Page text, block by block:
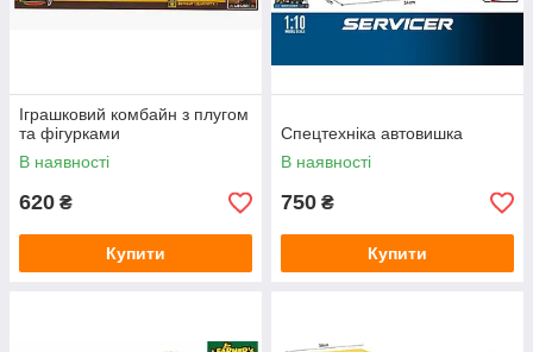
Іграшковий комбайн з плугом
та фігурками
В наявності
620 ₴
Купити
Спецтехніка автовишка
В наявності
750 ₴
Купити